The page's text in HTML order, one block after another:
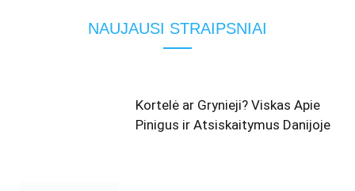
NAUJAUSI STRAIPSNIAI
Kortelė ar Grynieji? Viskas Apie
Pinigus ir Atsiskaitymus Danijoje